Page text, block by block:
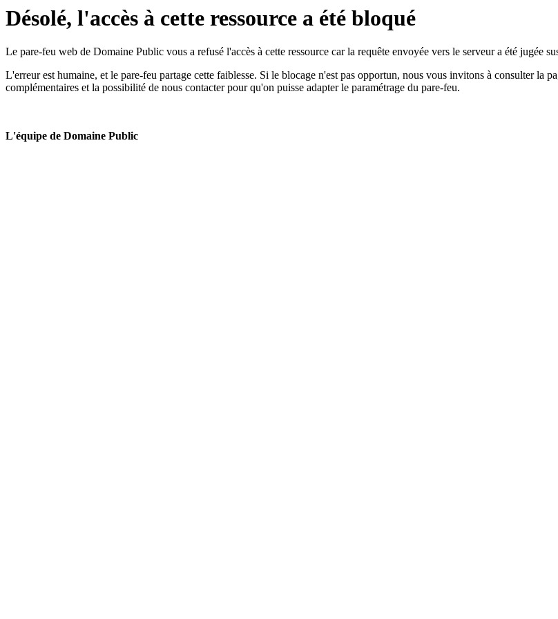
Désolé, l'accès à cette ressource a été bloqué
Le pare-feu web de Domaine Public vous a refusé l'accès à cette ressource car la requête envoyée vers le serveur a été jugée
L'erreur est humaine, et le pare-feu partage cette faiblesse. Si le blocage n'est pas opportun, nous vous invitons à consulter la
complémentaires et la possibilité de nous contacter pour qu'on puisse adapter le paramétrage du pare-feu.
L'équipe de Domaine Public